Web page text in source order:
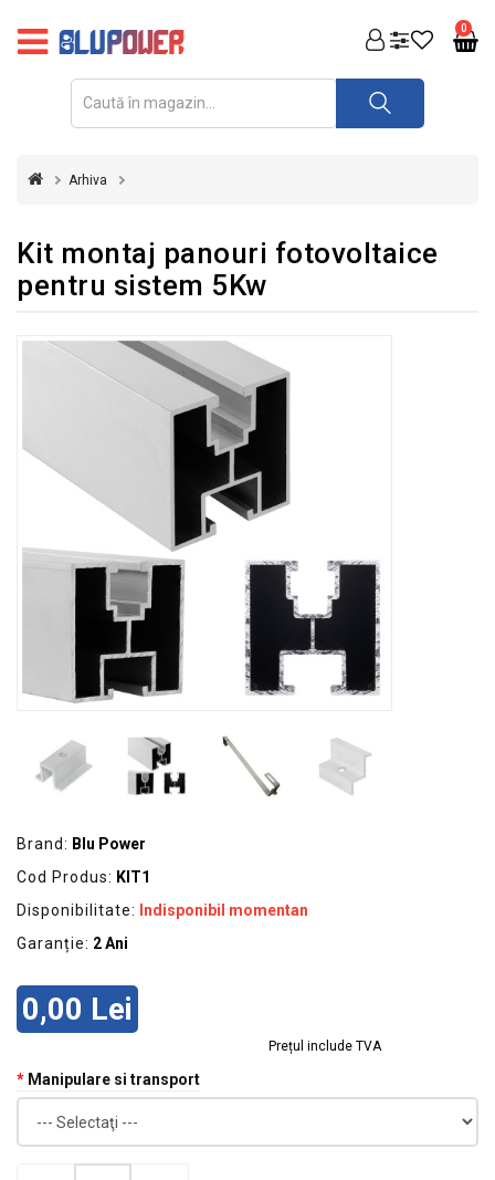
0
FOTOVOLTAICE
REDRESOARE
INVERTOARE
&
STABILIZATOARE
CASA
SCULE
ECHIPAMENTE
DE
KITURI
FOTOVOLTAICE
Arhiva
Kit montaj panouri fotovoltaice
pentru sistem 5Kw
Brand: Blu Power
Cod Produs: KIT1
Disponibilitate:
Indisponibil momentan
Garanție: 2 Ani
0,00 Lei
Prețul include TVA
Manipulare si transport